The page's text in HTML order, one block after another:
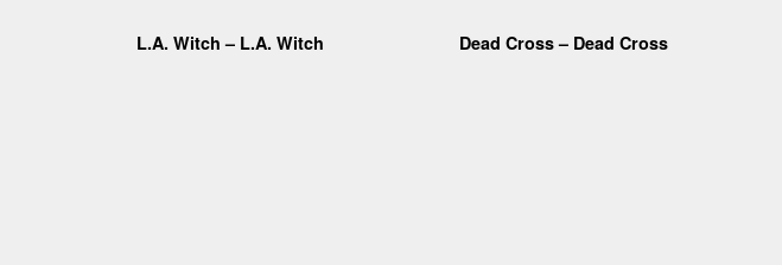
L.A. Witch – L.A. Witch Dead Cross – Dead Cross